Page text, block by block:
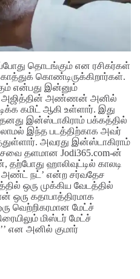
தொடங்கும் என ரசிகர்கள்
கொண்டிருக்கிறார்கள்.
என்பது இன்னும்
அஜித்தின் அண்ணன் அனில்
கமிட் ஆகி உள்ளார். இது
இன்ஸ்டாகிராம் பக்கத்தில்
இந்த படத்திற்காக அவர்
அவரது இன்ஸ்டாகிராம்
தளமான Jodi365.com-ன்
தற்போது ஹாலிவுட்டில் காலடி
அண்ட் நட்’ என்ற சர்வதேச
ஒரு முக்கிய வேடத்தில்
ஒரு கதாபாத்திரமாக
வெற்றிகரமான மேட்ச்
மிஸ்டர் மேட்ச்
என அனில் குமார்